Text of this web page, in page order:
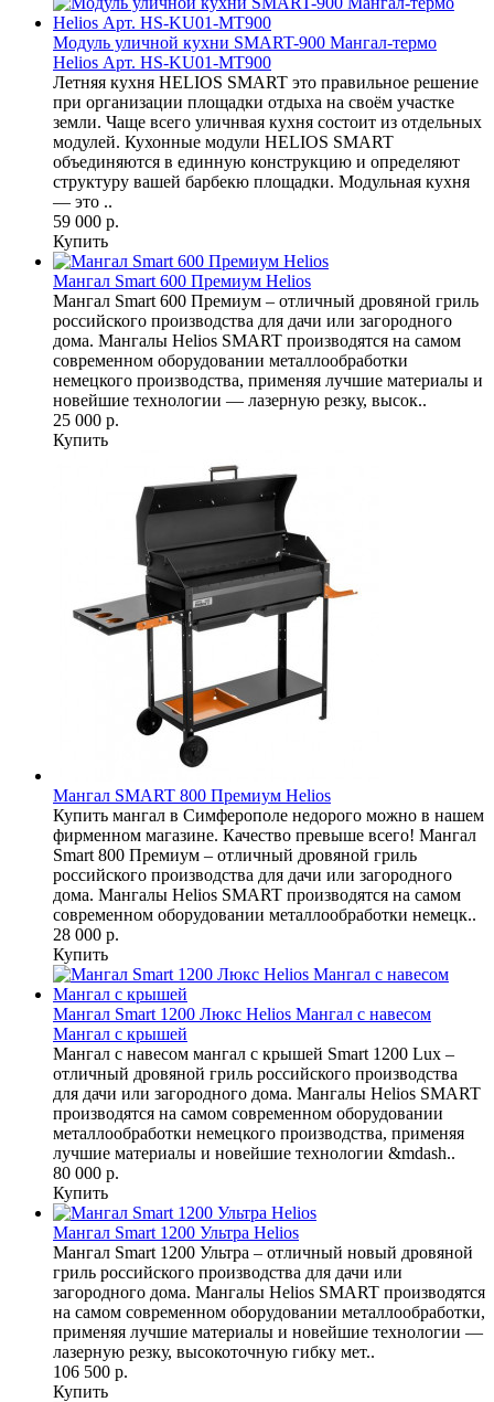
Модуль уличной кухни SMART-900 Мангал-термо
Helios Арт. HS-KU01-MT900
Летняя кухня HELIOS SMART это правильное решение
при организации площадки отдыха на своём участке
земли. Чаще всего уличнвая кухня состоит из отдельных
модулей. Кухонные модули HELIOS SMART
объединяются в единную конструкцию и определяют
структуру вашей барбекю площадки. Модульная кухня
— это ..
59 000 р.
Купить
Мангал Smart 600 Премиум Helios
Мангал Smart 600 Премиум – отличный дровяной гриль
российского производства для дачи или загородного
дома. Мангалы Helios SMART производятся на самом
современном оборудовании металлообработки
немецкого производства, применяя лучшие материалы и
новейшие технологии — лазерную резку, высок..
25 000 р.
Купить
Мангал SMART 800 Премиум Helios
Купить мангал в Симферополе недорого можно в нашем
фирменном магазине. Качество превыше всего! Мангал
Smart 800 Премиум – отличный дровяной гриль
российского производства для дачи или загородного
дома. Мангалы Helios SMART производятся на самом
современном оборудовании металлообработки немецк..
28 000 р.
Купить
Мангал Smart 1200 Люкс Helios Мангал с навесом
Мангал с крышей
Мангал с навесом мангал с крышей Smart 1200 Lux –
отличный дровяной гриль российского производства
для дачи или загородного дома. Мангалы Helios SMART
производятся на самом современном оборудовании
металлообработки немецкого производства, применяя
лучшие материалы и новейшие технологии &mdash..
80 000 р.
Купить
Мангал Smart 1200 Ультра Helios
Мангал Smart 1200 Ультра – отличный новый дровяной
гриль российского производства для дачи или
загородного дома. Мангалы Helios SMART производятся
на самом современном оборудовании металлообработки,
применяя лучшие материалы и новейшие технологии —
лазерную резку, высокоточную гибку мет..
106 500 р.
Купить